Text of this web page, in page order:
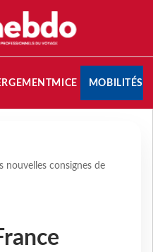
MICE MOBILITÉS
nouvelles consignes de